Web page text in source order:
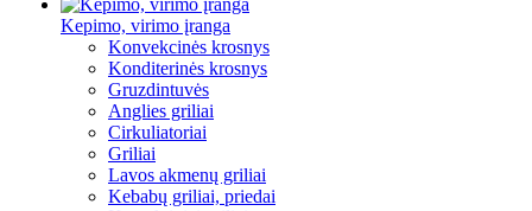
Kepimo, virimo įranga
Konvekcinės krosnys
Konditerinės krosnys
Gruzdintuvės
Anglies griliai
Cirkuliatoriai
Griliai
Lavos akmenų griliai
Kebabų griliai, priedai